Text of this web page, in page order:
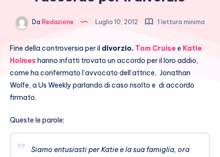
Da Redazione Luglio 10, 2012 1 lettura minima
Fine della controversia per il divorzio. Tom Cruise e Katie
Holmes hanno infatti trovato un accordo per il loro addio,
come ha confermato l’avvocato dell’attrice, Jonathan
Wolfe, a Us Weekly parlando di caso risolto e di accordo
firmato.
Queste le parole:
Siamo entusiasti per Katie e la sua famiglia, ora